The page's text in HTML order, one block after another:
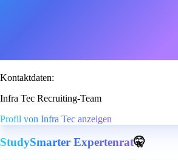
Kontaktdaten:
Infra Tec Recruiting-Team
Profil von Infra Tec anzeigen
StudySmarter Expertenrat🤫